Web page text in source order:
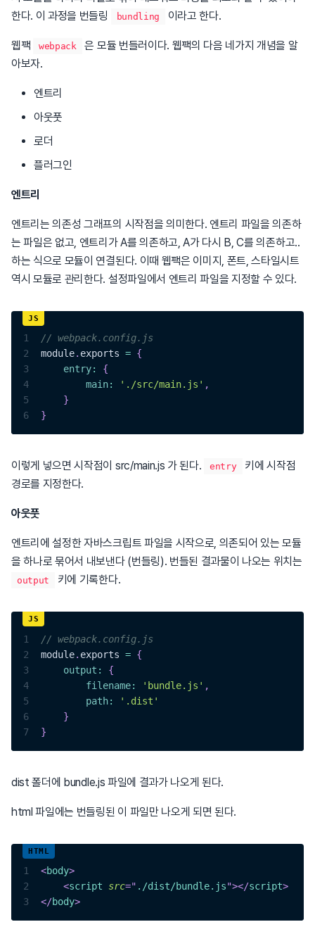
한다. 이 과정을 번들링
bundling 이라고 한다.
웹팩 webpack
은 모듈 번들러이다. 웹팩의 다음 네가지 개념을 알
아보자.
엔트리
아웃풋
로더
플러그인
엔트리
엔트리는 의존성 그래프의 시작점을 의미한다. 엔트리 파일을 의존하
는 파일은 없고, 엔트리가 A를 의존하고, A가 다시 B, C를 의존하고..
하는 식으로 모듈이 연결된다. 이때 웹팩은 이미지, 폰트, 스타일시트
역시 모듈로 관리한다. 설정파일에서 엔트리 파일을 지정할 수 있다.
1
// webpack.config.js
2
module. exports = {
3
entry:
{
4
main: './src/main.js' ,
5
}
6
}
이렇게 넣으면 시작점이 src/main.js 가 된다. entry
키에 시작점
경로를 지정한다.
아웃풋
엔트리에 설정한 자바스크립트 파일을 시작으로, 의존되어 있는 모듈
을 하나로 묶어서 내보낸다 (번들링). 번들된 결과물이 나오는 위치는
output 키에 기록한다.
1
// webpack.config.js
2
module. exports = {
3
output :
{
4
filename: 'bundle.js' ,
5
path:
'.dist'
6
}
7
}
dist 폴더에 bundle.js 파일에 결과가 나오게 된다.
html 파일에는 번들링된 이 파일만 나오게 되면 된다.
1 <body>
2
<script src=" ./dist/bundle.js"></script>
3
</body>